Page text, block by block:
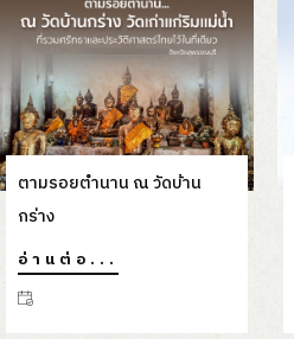
ตามรอยตำนาน ณ วัดบ้าน
กร่าง
อ่านต่อ...